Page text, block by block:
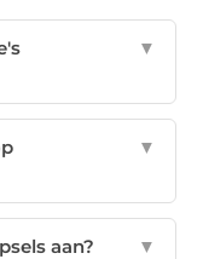
▼
▼
aan? ▼